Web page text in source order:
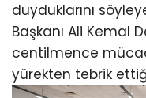
duyduklarını
Başkanı Ali Kemal
centilmence
yürekten tebrik